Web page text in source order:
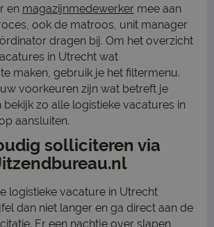
en magazijnmedewerker mee aan
ook de matroos, unit manager
dragen bij. Om het overzicht
in Utrecht wat
maken, gebruik je het filtermenu.
voorkeuren zijn wat betreft je
bekijk zo alle logistieke vacatures in
aansluiten.
solliciteren via
logistieke vacature in Utrecht
dan niet langer en ga direct aan de
Er een nachtje over slapen